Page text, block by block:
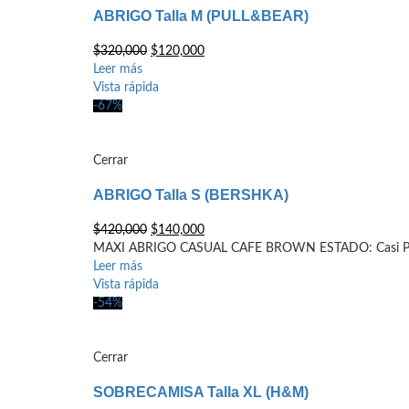
ABRIGO Talla M (PULL&BEAR)
$320,000 El
original
$120,000El
Leer más
Vista rápida
-67%
Cerrar
ABRIGO Talla S (BERSHKA)
$420,000 El
precio
era:
$140,000El
precio
MAXI ABRIGO CASUAL CAFE BROWN ESTADO: Casi
Leer más
Vista rápida
-54%
Cerrar
SOBRECAMISA Talla XL (H&M)